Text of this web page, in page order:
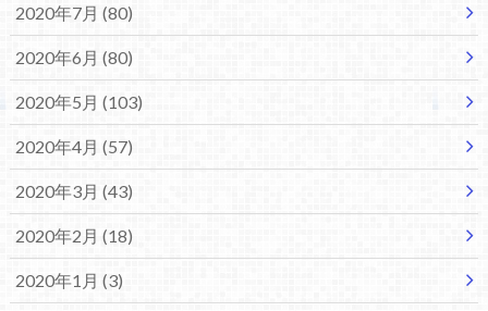
2020年7月 (80)
2020年6月 (80)
2020年5月 (103)
2020年4月 (57)
2020年3月 (43)
2020年2月 (18)
2020年1月 (3)